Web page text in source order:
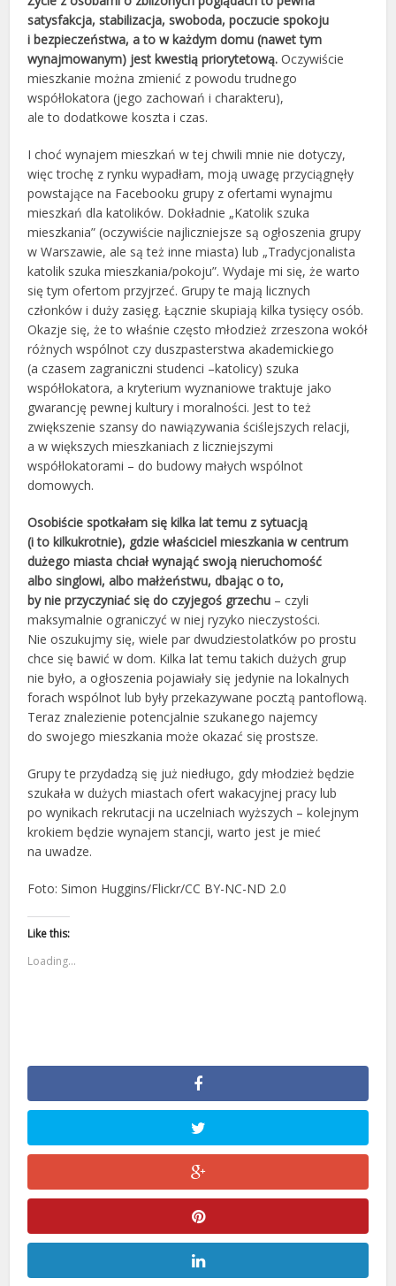
satysfakcja, stabilizacja, swoboda, poczucie spokoju
i bezpieczeństwa, a to w każdym domu (nawet tym
wynajmowanym) jest kwestią priorytetową. Oczywiście
mieszkanie można zmienić z powodu trudnego
współlokatora (jego zachowań i charakteru),
ale to dodatkowe koszta i czas.
I choć wynajem mieszkań w tej chwili mnie nie dotyczy,
więc trochę z rynku wypadłam, moją uwagę przyciągnęły
powstające na Facebooku grupy z ofertami wynajmu
mieszkań dla katolików. Dokładnie „Katolik szuka
mieszkania” (oczywiście najliczniejsze są ogłoszenia grupy
w Warszawie, ale są też inne miasta) lub „Tradycjonalista
katolik szuka mieszkania/pokoju”. Wydaje mi się, że warto
się tym ofertom przyjrzeć. Grupy te mają licznych
członków i duży zasięg. Łącznie skupiają kilka tysięcy osób.
Okazje się, że to właśnie często młodzież zrzeszona wokół
różnych wspólnot czy duszpasterstwa akademickiego
(a czasem zagraniczni studenci –katolicy) szuka
współlokatora, a kryterium wyznaniowe traktuje jako
gwarancję pewnej kultury i moralności. Jest to też
zwiększenie szansy do nawiązywania ściślejszych relacji,
a w większych mieszkaniach z liczniejszymi
współlokatorami – do budowy małych wspólnot
domowych.
Osobiście spotkałam się kilka lat temu z sytuacją
(i to kilkukrotnie), gdzie właściciel mieszkania w centrum
dużego miasta chciał wynająć swoją nieruchomość
albo singlowi, albo małżeństwu, dbając o to,
by nie przyczyniać się do czyjegoś grzechu – czyli
maksymalnie ograniczyć w niej ryzyko nieczystości.
Nie oszukujmy się, wiele par dwudziestolatków po prostu
chce się bawić w dom. Kilka lat temu takich dużych grup
nie było, a ogłoszenia pojawiały się jedynie na lokalnych
forach wspólnot lub były przekazywane pocztą pantoflową.
Teraz znalezienie potencjalnie szukanego najemcy
do swojego mieszkania może okazać się prostsze.
Grupy te przydadzą się już niedługo, gdy młodzież będzie
szukała w dużych miastach ofert wakacyjnej pracy lub
po wynikach rekrutacji na uczelniach wyższych – kolejnym
krokiem będzie wynajem stancji, warto jest je mieć
na uwadze.
Foto: Simon Huggins/Flickr/CC BY-NC-ND 2.0
Like this:
Loading...